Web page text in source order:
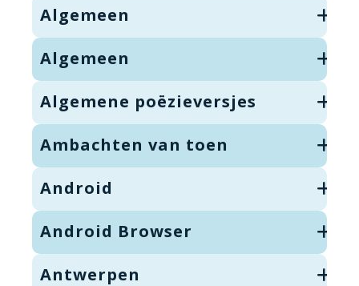
Algemeen
Algemeen
Algemene poëzieversjes
Ambachten van toen
Android
Android Browser
Antwerpen